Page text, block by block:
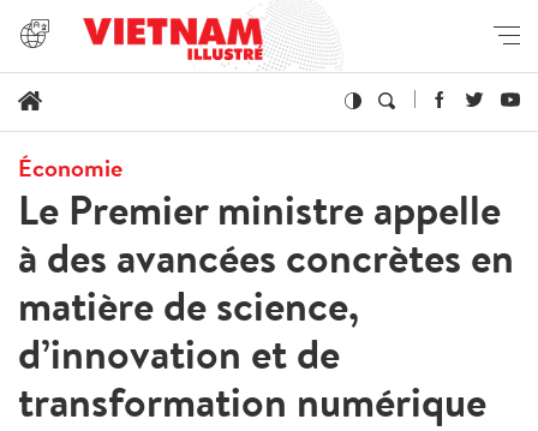
Économie
Le Premier ministre appelle
à des avancées concrètes en
matière de science,
d’innovation et de
transformation numérique